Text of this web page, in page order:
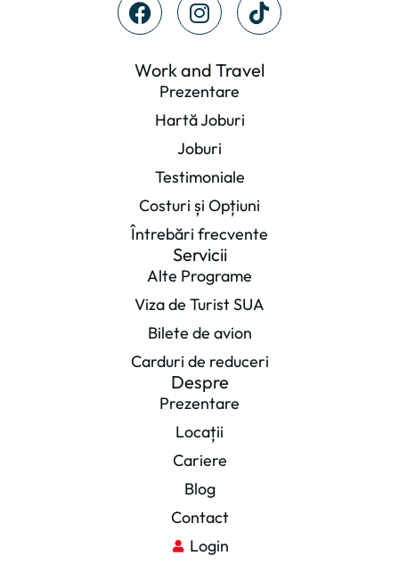
Work and Travel
Prezentare
Hartă Joburi
Joburi
Testimoniale
Costuri și Opțiuni
Întrebări frecvente
Servicii
Alte Programe
Viza de Turist SUA
Bilete de avion
Carduri de reduceri
Despre
Prezentare
Locații
Cariere
Blog
Contact
Login